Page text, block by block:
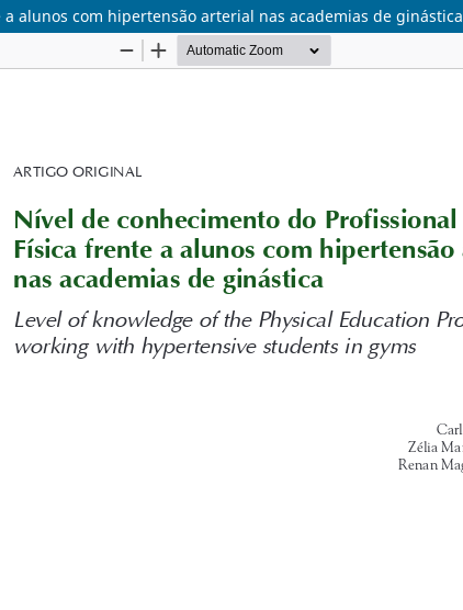
alunos com hipertensão arterial nas academias de ginástica